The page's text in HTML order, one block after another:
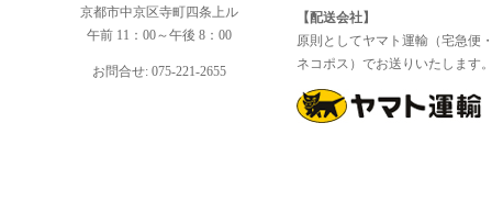
京都市中京区寺町四条上ル
午前 11：00～午後 8：00
お問合せ: 075-221-2655
【配送会社】
原則としてヤマト運輸（宅急便
ネコポス）でお送りいたします